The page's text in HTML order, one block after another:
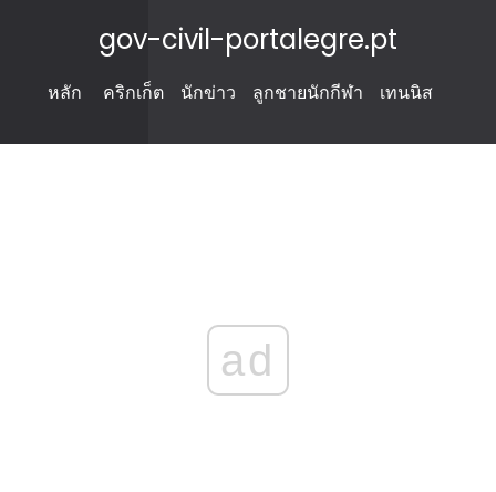
gov-civil-portalegre.pt
หลัก คริกเก็ต นักข่าว ลูกชายนักกีฬา เทนนิส
ad